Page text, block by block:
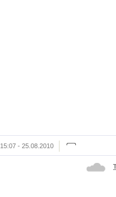
15:07 - 25.08.2010